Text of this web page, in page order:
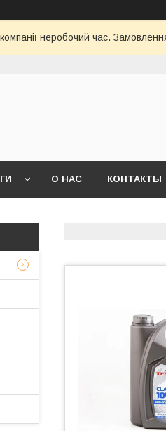
неробочий час.
О НАС КОНТАКТЫ